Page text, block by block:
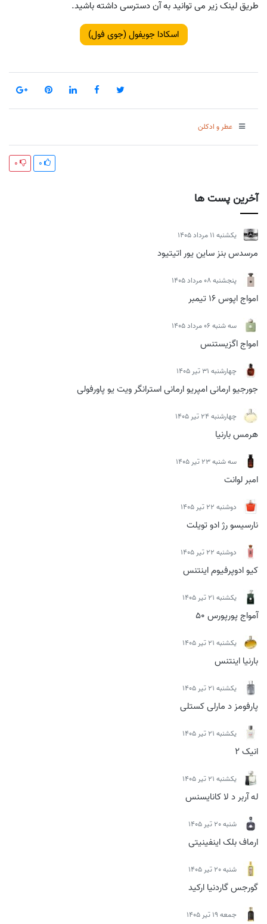
آخرین پست ها
يكشنبه 11 مرداد 1405
مرسدس بنز ساین یور اتیتیود
پنجشنبه 08 مرداد 1405
امواج اپوس 16 تیمبر
سه شنبه 06 مرداد 1405
امواج اگزیستنس
چهارشنبه 31 تیر 1405
جورجیو ارمانی امپریو ارمانی استرانگر ویت یو پاورفولی
چهارشنبه 24 تیر 1405
هرمس بارنیا
سه شنبه 23 تیر 1405
امبر لوانت
دوشنبه 22 تیر 1405
نارسیسو رژ ادو تویلت
دوشنبه 22 تیر 1405
کیو ادوپرفیوم اینتنس
يكشنبه 21 تیر 1405
آمواج پورپورس 50
يكشنبه 21 تیر 1405
بارنیا اینتنس
يكشنبه 21 تیر 1405
پارفومز د مارلی کستلی
يكشنبه 21 تیر 1405
انیک 2
يكشنبه 21 تیر 1405
له آربر د لا کانایسنس
شنبه 20 تیر 1405
ارماف بلک اینفینیتی
شنبه 20 تیر 1405
گورجس گاردنیا ارکید
جمعه 19 تیر 1405
طریق لینک زیر می توانید به آن دسترسی داشته باشید.
اسکادا جویفول (جوی فول)
عطر و ادکلن